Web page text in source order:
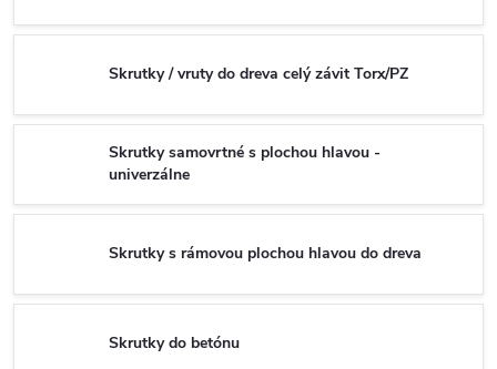
Skrutky / vruty do dreva celý závit Torx/PZ
Skrutky samovrtné s plochou hlavou -
univerzálne
Skrutky s rámovou plochou hlavou do dreva
Skrutky do betónu